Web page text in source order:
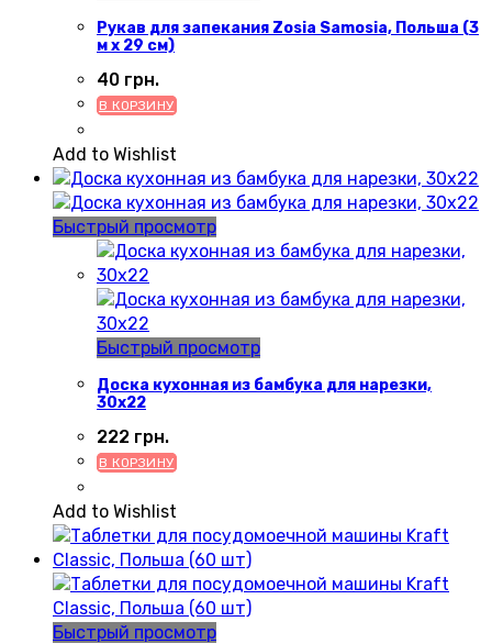
Рукав для запекания Zosia Samosia, Польша (3
м x 29 см)
40 грн.
В КОРЗИНУ
Add to Wishlist
Быстрый просмотр
Быстрый просмотр
Доска кухонная из бамбука для нарезки,
30х22
222 грн.
В КОРЗИНУ
Add to Wishlist
Быстрый просмотр